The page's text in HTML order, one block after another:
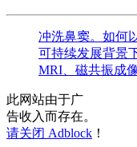
冲洗鼻窦。如何
可持续发展背景
MRI、磁共振成
此网站由于广
告收入而存在。
请关闭 Adblock ！